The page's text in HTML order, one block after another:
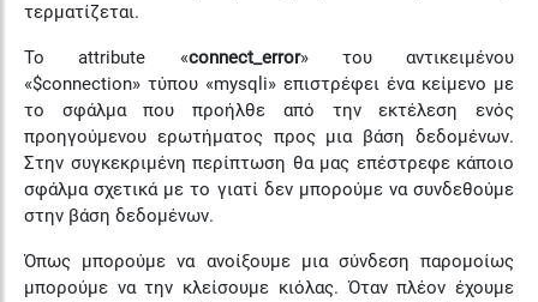
τερματίζεται.
Το attribute «connect_error» του αντικειμένου
«$connection» τύπου «mysqli» επιστρέφει ένα κείμενο με
το σφάλμα που προήλθε από την εκτέλεση ενός
προηγούμενου ερωτήματος προς μια βάση δεδομένων.
Στην συγκεκριμένη περίπτωση θα μας επέστρεφε κάποιο
σφάλμα σχετικά με το γιατί δεν μπορούμε να συνδεθούμε
στην βάση δεδομένων.
Όπως μπορούμε να ανοίξουμε μια σύνδεση παρομοίως
μπορούμε να την κλείσουμε κιόλας. Όταν πλέον έχουμε